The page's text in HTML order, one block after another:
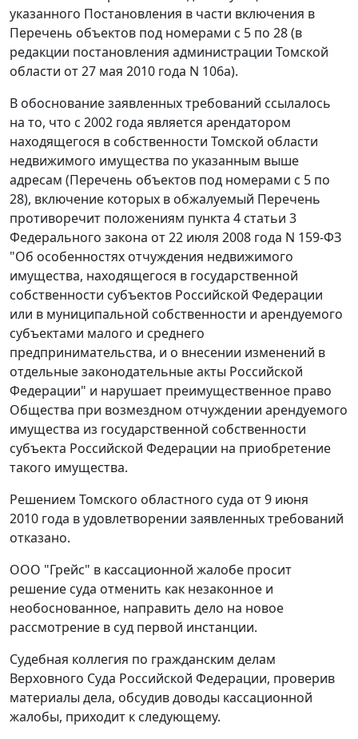
указанного Постановления в части включения в
Перечень объектов под номерами с 5 по 28 (в
редакции постановления администрации Томской
области от 27 мая 2010 года N 106а).
В обоснование заявленных требований ссылалось
на то, что с 2002 года является арендатором
находящегося в собственности Томской области
недвижимого имущества по указанным выше
адресам (Перечень объектов под номерами с 5 по
28), включение которых в обжалуемый Перечень
противоречит положениям пункта 4 статьи 3
Федерального закона от 22 июля 2008 года N 159-ФЗ
"Об особенностях отчуждения недвижимого
имущества, находящегося в государственной
собственности субъектов Российской Федерации
или в муниципальной собственности и арендуемого
субъектами малого и среднего
предпринимательства, и о внесении изменений в
отдельные законодательные акты Российской
Федерации" и нарушает преимущественное право
Общества при возмездном отчуждении арендуемого
имущества из государственной собственности
субъекта Российской Федерации на приобретение
такого имущества.
Решением Томского областного суда от 9 июня
2010 года в удовлетворении заявленных требований
отказано.
ООО "Грейс" в кассационной жалобе просит
решение суда отменить как незаконное и
необоснованное, направить дело на новое
рассмотрение в суд первой инстанции.
Судебная коллегия по гражданским делам
Верховного Суда Российской Федерации, проверив
материалы дела, обсудив доводы кассационной
жалобы, приходит к следующему.